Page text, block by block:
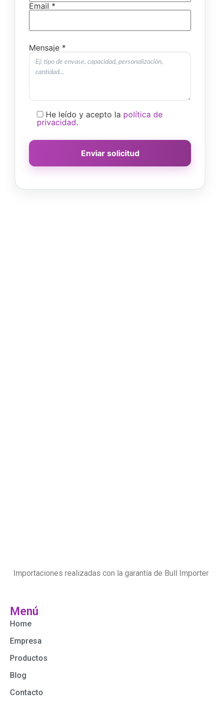
Email *
Mensaje *
He leído y acepto la política de
privacidad.
Importaciones realizadas con la garantía de Bull Importer
Menú
Home
Empresa
Productos
Blog
Contacto